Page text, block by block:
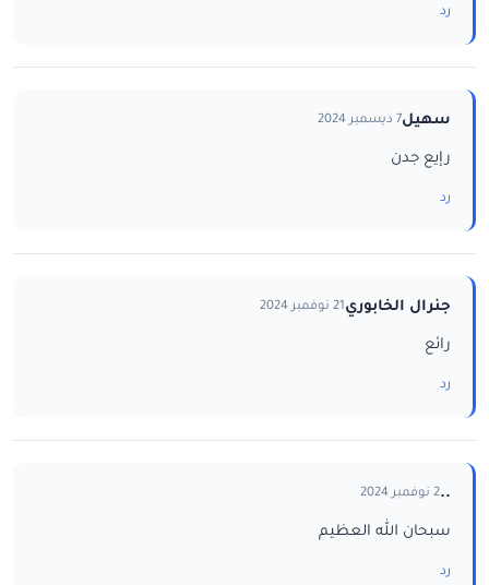
رد
سهيل7 ديسمبر 2024
رإيع جدن
رد
جنرال الخابوري21 نوفمبر 2024
رائع
رد
..2 نوفمبر 2024
سبحان الله العظيم
رد